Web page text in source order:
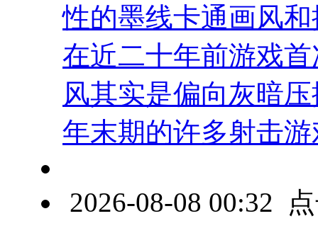
性的墨线卡通画风
在近二十年前游戏
风其实是偏向灰暗
年末期的许多射击游
2026-08-08 00:32